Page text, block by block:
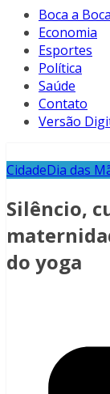
Boca a Boca
Economia
Esportes
Política
Saúde
Contato
Versão
CidadeDia das
Silêncio,
do yoga